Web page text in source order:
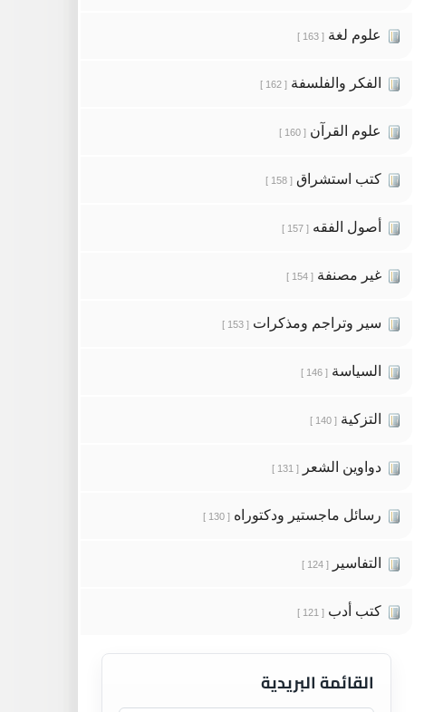
علوم لغة [ 163 ]
الفكر والفلسفة [ 162 ]
علوم القرآن [ 160 ]
كتب استشراق [ 158 ]
أصول الفقه [ 157 ]
غير مصنفة [ 154 ]
سير وتراجم ومذكرات [ 153 ]
السياسة [ 146 ]
التزكية [ 140 ]
دواوين الشعر [ 131 ]
رسائل ماجستير ودكتوراه [ 130 ]
التفاسير [ 124 ]
كتب أدب [ 121 ]
القائمة البريدية